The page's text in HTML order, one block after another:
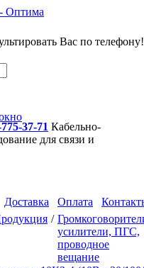
37-71 Кабельно-
для связи и
Доставка Оплата
/
усилители, ПГС,
проводное
вещание
Вас по телефону!